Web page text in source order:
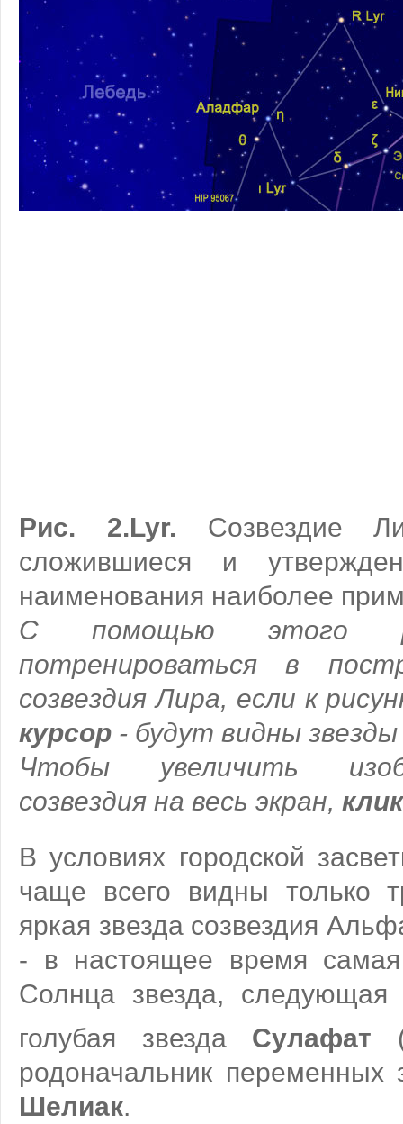
Рис. 2.Lyr. Созвездие
сложившиеся и
наименования наиболее
С помощью этого
потренироваться в
созвездия Лира, если к
курсор - будут видны
Чтобы увеличить
созвездия на весь экран,
В условиях городской
чаще всего видны только
яркая звезда созвездия
- в настоящее время самая
Солнца звезда, следующая
голубая звезда Сулафат
родоначальник переменных
Шелиак.